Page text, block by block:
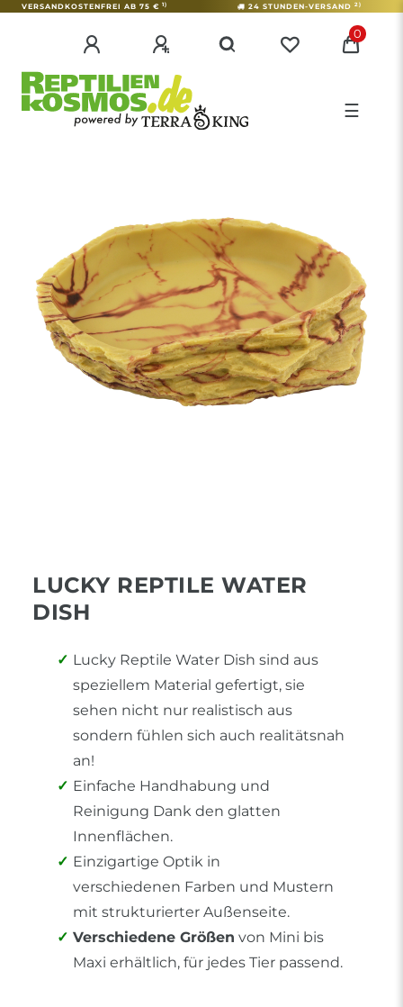
VERSANDKOSTENFREI AB 75 € 1) 24 STUNDEN-VERSAND 2)
0
☰
LUCKY REPTILE WATER
DISH
Lucky Reptile Water Dish sind aus
speziellem Material gefertigt, sie
sehen nicht nur realistisch aus
sondern fühlen sich auch realitätsnah
an!
Einfache Handhabung und
Reinigung Dank den glatten
Innenflächen.
Einzigartige Optik in
verschiedenen Farben und Mustern
mit strukturierter Außenseite.
Verschiedene Größen von Mini bis
Maxi erhältlich, für jedes Tier passend.